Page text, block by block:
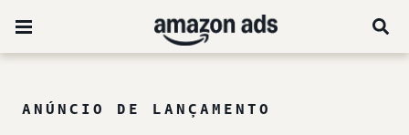
ANÚNCIO DE LANÇAMENTO